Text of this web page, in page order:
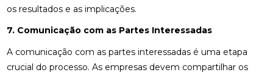
os resultados e as implicações.
7. Comunicação com as Partes Interessadas
A comunicação com as partes interessadas é uma etapa
crucial do processo. As empresas devem compartilhar os